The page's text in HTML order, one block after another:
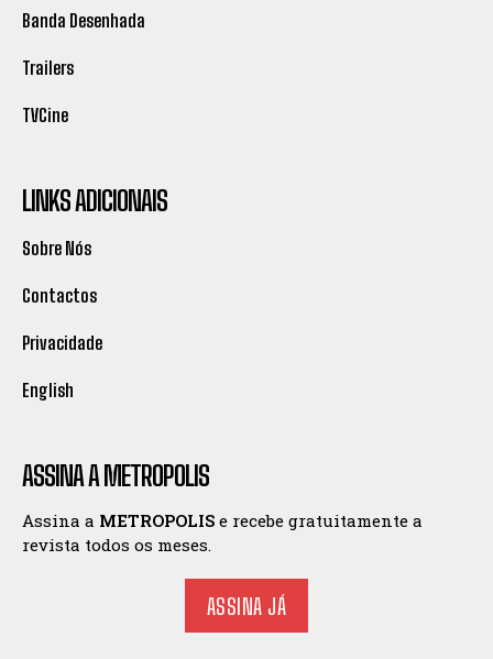
Banda Desenhada
Trailers
TVCine
LINKS ADICIONAIS
Sobre Nós
Contactos
Privacidade
English
ASSINA A METROPOLIS
Assina a METROPOLIS e recebe gratuitamente a
revista todos os meses.
ASSINA JÁ